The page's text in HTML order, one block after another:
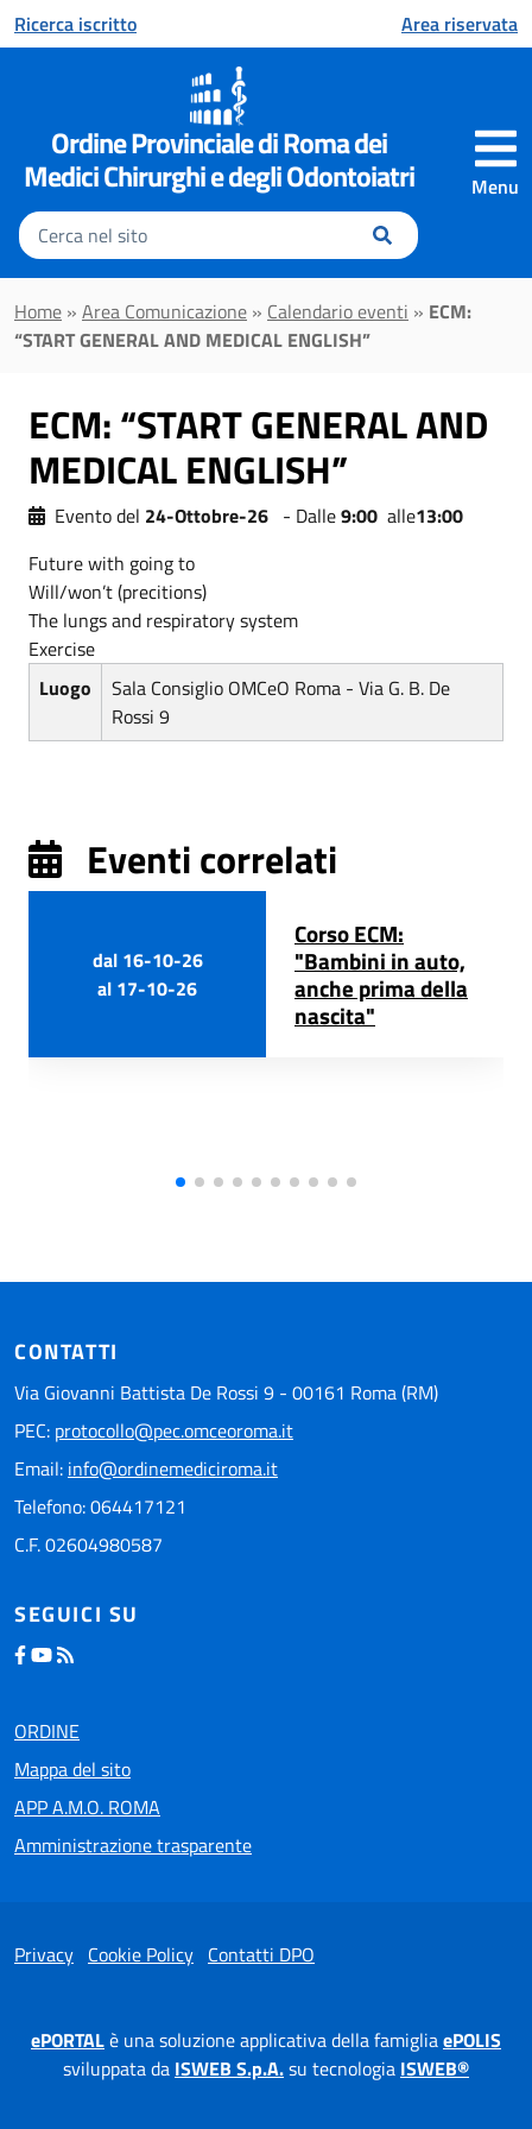
al contenuto principale
Ricerca iscritto Area riservata
Menu
Ordine Provinciale di Roma dei
Medici Chirurghi e degli Odontoiatri
Inserisci
il
testo
da
cercare
Home » Area Comunicazione » Calendario eventi » ECM:
“START GENERAL AND MEDICAL ENGLISH”
ECM: “START GENERAL AND
MEDICAL ENGLISH”
Evento del 24-Ottobre-26 - Dalle9:00 alle13:00
Future with going to
Will/won’t (precitions)
The lungs and respiratory system
Exercise
Luogo
Sala Consiglio OMCeO Roma - Via G. B. De
Rossi 9
Eventi correlati
dal 16-10-26
al 17-10-26
Corso ECM:
"Bambini in auto,
anche prima della
nascita"
CONTATTI
Via Giovanni Battista De Rossi 9 - 00161 Roma (RM)
PEC: protocollo@pec.omceoroma.it
Email: info@ordinemediciroma.it
Telefono: 064417121
C.F. 02604980587
SEGUICI SU
ORDINE
Mappa del sito
APP A.M.O. ROMA
Amministrazione trasparente
Privacy Cookie Policy Contatti DPO
ePORTALè una soluzione applicativa della famigliaePOLIS
sviluppata da ISWEB S.p.A.su tecnologia ISWEB®